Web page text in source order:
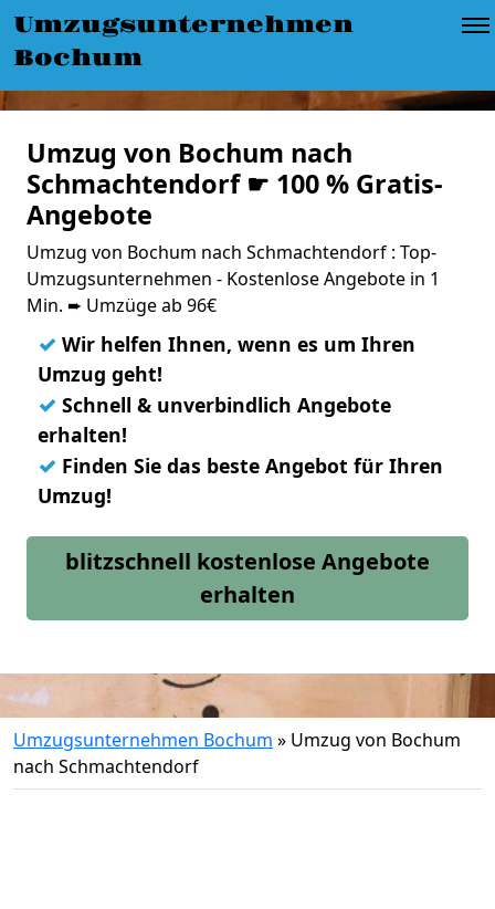
Umzugsunternehmen
Bochum
Umzug von Bochum nach
Schmachtendorf ☛ 100 % Gratis-
Angebote
Umzug von Bochum nach Schmachtendorf : Top-
Umzugsunternehmen - Kostenlose Angebote in 1
Min. ➨ Umzüge ab 96€
✓ Wir helfen Ihnen, wenn es um Ihren
Umzug geht!
✓ Schnell & unverbindlich Angebote
erhalten!
✓ Finden Sie das beste Angebot für Ihren
Umzug!
blitzschnell kostenlose Angebote
erhalten
Umzugsunternehmen Bochum » Umzug von Bochum
nach Schmachtendorf